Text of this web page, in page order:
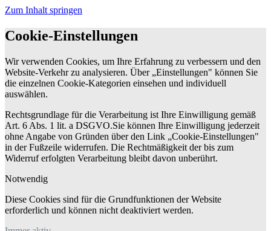
Zum Inhalt springen
Cookie-Einstellungen
Wir verwenden Cookies, um Ihre Erfahrung zu verbessern und den
Website-Verkehr zu analysieren. Über „Einstellungen" können Sie
die einzelnen Cookie-Kategorien einsehen und individuell
auswählen.
Rechtsgrundlage für die Verarbeitung ist Ihre Einwilligung gemäß
Art. 6 Abs. 1 lit. a DSGVO.Sie können Ihre Einwilligung jederzeit
ohne Angabe von Gründen über den Link „Cookie-Einstellungen"
in der Fußzeile widerrufen. Die Rechtmäßigkeit der bis zum
Widerruf erfolgten Verarbeitung bleibt davon unberührt.
Notwendig
Diese Cookies sind für die Grundfunktionen der Website
erforderlich und können nicht deaktiviert werden.